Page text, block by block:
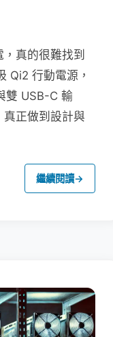
真的很難找到
Qi2 行動電源，
雙 USB-C 輸
正做到設計與
繼續閱讀→